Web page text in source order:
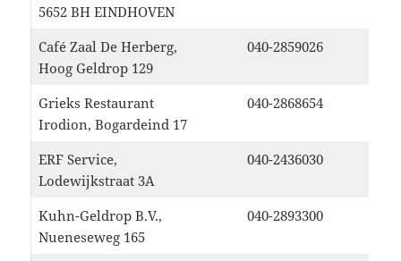
5652 BH EINDHOVEN
Café Zaal De Herberg,
Hoog Geldrop 129
040-2859026
Grieks Restaurant
Irodion, Bogardeind 17
040-2868654
ERF Service,
Lodewijkstraat 3A
040-2436030
Kuhn-Geldrop B.V.,
Nueneseweg 165
040-2893300